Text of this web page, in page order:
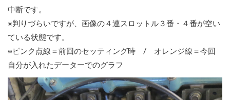
中断です。
※判りづらいですが、画像の４連スロットル３番・４番が空い
ている状態です。
※ピンク点線＝前回のセッティング時 / オレンジ線＝今回
自分が入れたデーターでのグラフ